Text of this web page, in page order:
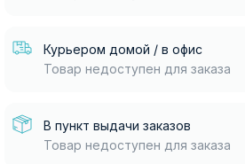
Курьером домой / в офис
Товар недоступен для заказа
В пункт выдачи заказов
Товар недоступен для заказа